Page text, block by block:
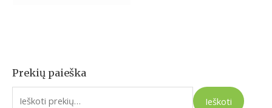
Prekių paieška
I
e
Ieškoti